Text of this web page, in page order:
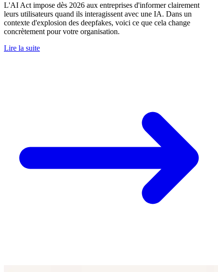
L'AI Act impose dès 2026 aux entreprises d'informer clairement
leurs utilisateurs quand ils interagissent avec une IA. Dans un
contexte d'explosion des deepfakes, voici ce que cela change
concrètement pour votre organisation.
Lire la suite